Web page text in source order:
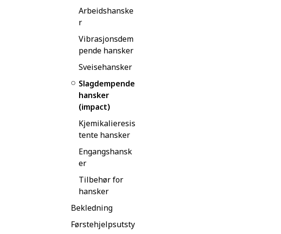
Arbeidshanske
r
Vibrasjonsdem
pende hansker
Sveisehansker
Slagdempende
hansker
(impact)
Kjemikalieresis
tente hansker
Engangshansk
er
Tilbehør for
hansker
Bekledning
Førstehjelpsutsty